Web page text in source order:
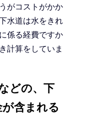
がコストがかか
水道は水をきれ
係る経費ですか
計算をしていま
どの、下
含まれる